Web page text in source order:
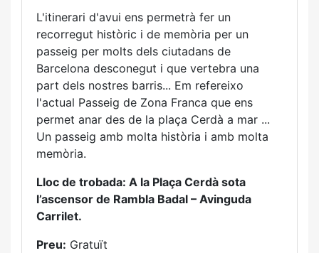
L'itinerari d'avui ens permetrà fer un
recorregut històric i de memòria per un
passeig per molts dels ciutadans de
Barcelona desconegut i que vertebra una
part dels nostres barris... Em refereixo
l'actual Passeig de Zona Franca que ens
permet anar des de la plaça Cerdà a mar ...
Un passeig amb molta història i amb molta
memòria.
Lloc de trobada: A la Plaça Cerdà sota
l’ascensor de Rambla Badal – Avinguda
Carrilet.
Preu: Gratuït